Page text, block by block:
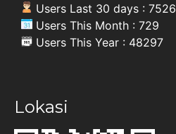
Users Last 30 days : 7526
Users This Month : 729
Users This Year : 48297
Lokasi